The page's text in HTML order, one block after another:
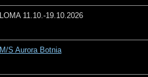
LOMA 11.10.-19.10.2026
M/S Aurora Botnia